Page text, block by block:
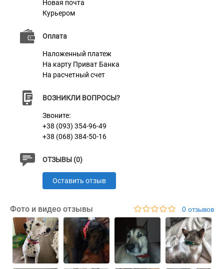
Новая почта
Курьером
Оплата
Наложенный платеж
На карту Приват Банка
На расчетный счет
ВОЗНИКЛИ ВОПРОСЫ?
Звоните:
+38 (093) 354-96-49
+38 (068) 384-50-16
ОТЗЫВЫ (0)
Оставить отзыв
Фото и видео отзывы 0 отзывов